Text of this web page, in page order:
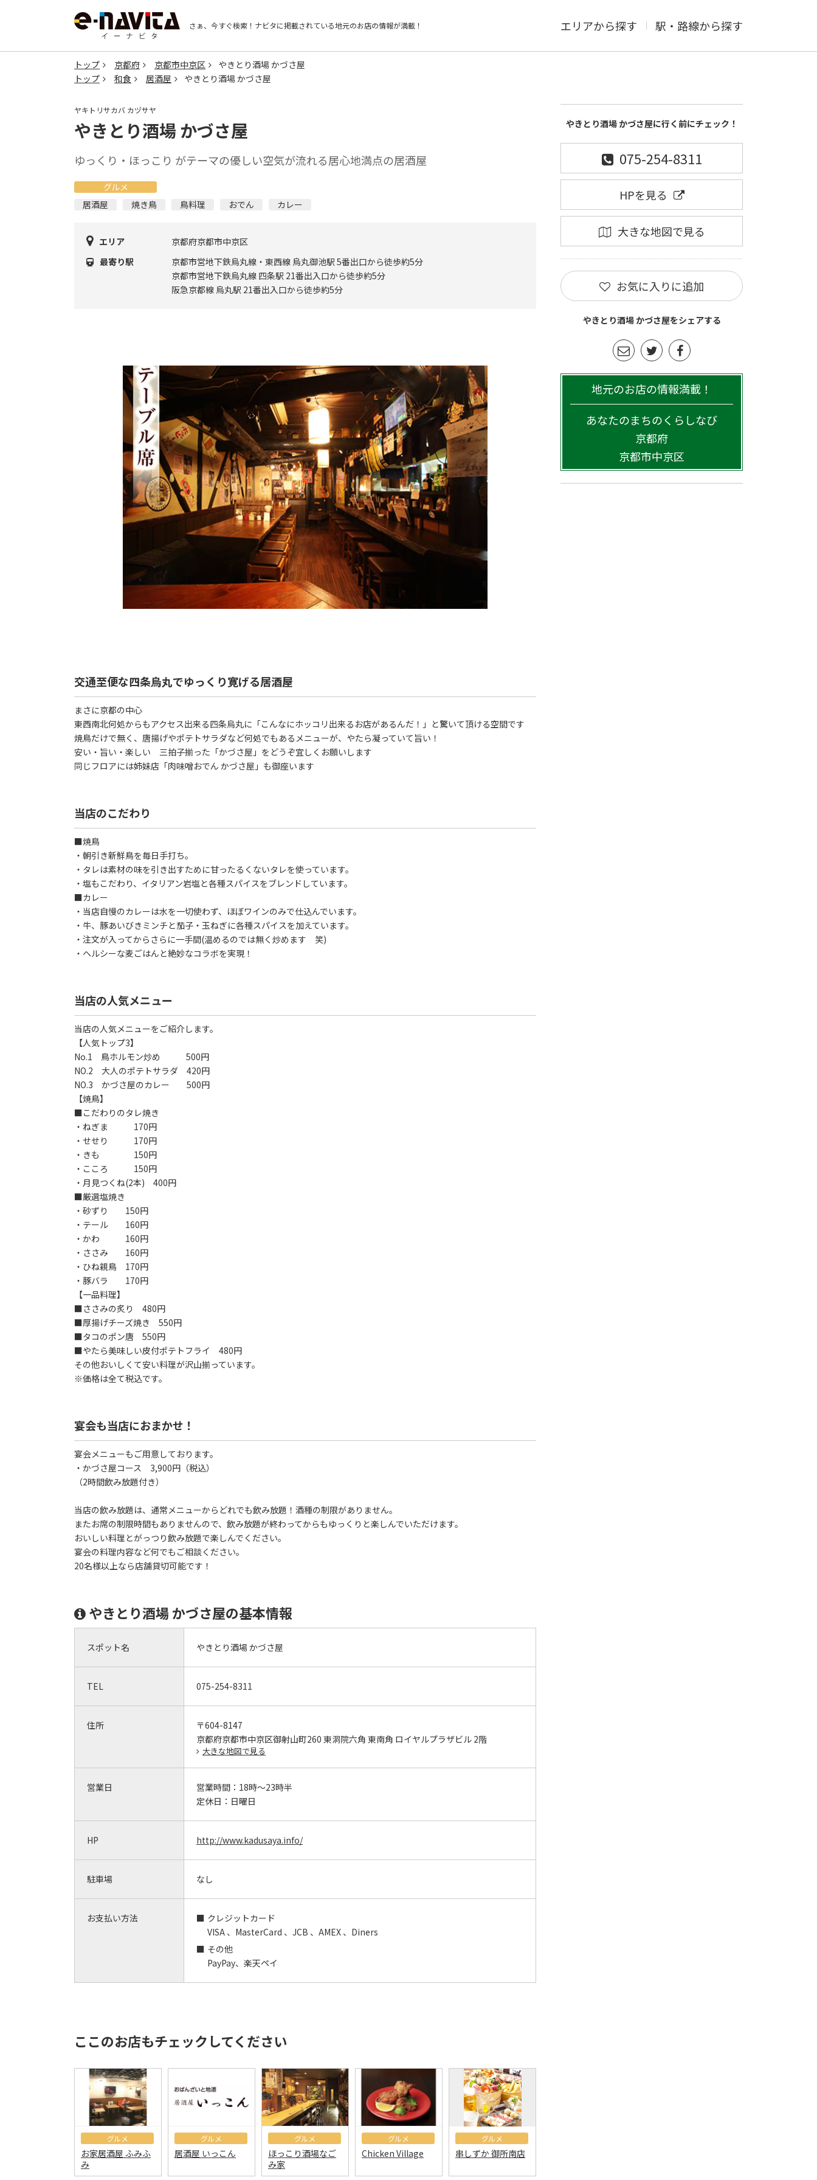
さぁ、今すぐ検索！ ナビタに掲載されている地元のお店の情報が満載！ エリアから探す 駅・路線から探す
トップ 京都府 京都市中京区
やきとり酒場 かづさ屋
トップ
和食 居酒屋 やきとり酒場 かづさ屋
ヤキトリサカバ カヅサヤ
やきとり酒場 かづさ屋
ゆっくり・ほっこり がテーマの優しい空気が流れる居心地満点の居酒屋
グルメ
居酒屋
焼き鳥 鳥料理 おでん カレー
エリア
京都府京都市中京区
最寄り駅
京都市営地下鉄烏丸線・東西線 烏丸御池駅 5番出口から徒歩約5分
京都市営地下鉄烏丸線 四条駅 21番出入口から徒歩約5分
阪急京都線 烏丸駅 21番出入口から徒歩約5分
交通至便な四条烏丸でゆっくり寛げる居酒屋
まさに京都の中心
東西南北何処からもアクセス出来る四条烏丸に「こんなにホッコリ出来るお店があるんだ！」と驚いて頂ける空間です
焼鳥だけで無く、唐揚げやポテトサラダなど何処でもあるメニューが、やたら凝っていて旨い！
安い・旨い・楽しい 三拍子揃った「かづさ屋」をどうぞ宜しくお願いします
同じフロアには姉妹店「肉味噌おでん かづさ屋」も御座います
当店のこだわり
■焼鳥
・朝引き新鮮鳥を毎日手打ち。
・タレは素材の味を引き出すために甘ったるくないタレを使っています。
・塩もこだわり、イタリアン岩塩と各種スパイスをブレンドしています。
■カレー
・当店自慢のカレーは水を一切使わず、ほぼワインのみで仕込んでいます。
・牛、豚あいびきミンチと茄子・玉ねぎに各種スパイスを加えています。
・注文が入ってからさらに一手間(温めるのでは無く炒めます 笑)
・ヘルシーな麦ごはんと絶妙なコラボを実現！
当店の人気メニュー
当店の人気メニューをご紹介します。
【人気トップ3】
No.1 鳥ホルモン炒め 500円
NO.2 大人のポテトサラダ 420円
NO.3 かづさ屋のカレー 500円
【焼鳥】
■こだわりのタレ焼き
・ねぎま 170円
・せせり 170円
・きも 150円
・こころ 150円
・月見つくね(2本) 400円
■厳選塩焼き
・砂ずり 150円
・テール 160円
・かわ 160円
・ささみ 160円
・ひね親鳥 170円
・豚バラ 170円
【一品料理】
■ささみの炙り 480円
■厚揚げチーズ焼き 550円
■タコのポン唐 550円
■やたら美味しい皮付ポテトフライ 480円
その他おいしくて安い料理が沢山揃っています。
※価格は全て税込です。
宴会も当店におまかせ！
宴会メニューもご用意しております。
・かづさ屋コース 3,900円（税込）
（2時間飲み放題付き）
当店の飲み放題は、通常メニューからどれでも飲み放題！酒種の制限がありません。
またお席の制限時間もありませんので、飲み放題が終わってからもゆっくりと楽しんでいただけます。
おいしい料理とがっつり飲み放題で楽しんでください。
宴会の料理内容など何でもご相談ください。
20名様以上なら店舗貸切可能です！
やきとり酒場 かづさ屋の基本情報
スポット名 やきとり酒場 かづさ屋
TEL 075-254-8311
住所
〒604-8147
京都府京都市中京区御射山町260 東洞院六角 東南角 ロイヤルプラザビル 2階
大きな地図で見る
営業日 営業時間： 18時～23時半
定休日： 日曜日
HP http://www.kadusaya.info/
駐車場 なし
お支払い方法
クレジットカード
VISA 、MasterCard 、JCB 、AMEX 、Diners
その他
PayPay、楽天ペイ
ここのお店もチェックしてください
グルメ
お家居酒屋 ふみふ
み
グルメ
居酒屋 いっこん
グルメ
ほっこり酒場なご
み家
グルメ
Chicken Village
グルメ
串しずか 御所南店
やきとり酒場 かづさ屋に行く前にチェック！
075-254-8311
HPを見る
大きな地図で見る
お気に入りに追加
やきとり酒場 かづさ屋をシェアする
地元のお店の情報満載！
あなたのまちのくらしなび
京都府
京都市中京区